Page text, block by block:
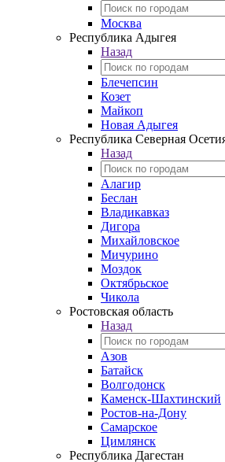
Москва
Республика Адыгея
Назад
Блечепсин
Козет
Майкоп
Новая Адыгея
Республика Северная
Назад
Алагир
Беслан
Владикавказ
Дигора
Михайловское
Мичурино
Моздок
Октябрьское
Чикола
Ростовская область
Назад
Азов
Батайск
Волгодонск
Каменск-Шахтинский
Ростов-на-Дону
Самарское
Цимлянск
Республика Дагестан